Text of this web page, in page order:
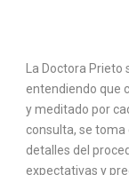
La Doctora Prieto
entendiendo que
y meditado por
consulta, se
detalles del
expectativas y